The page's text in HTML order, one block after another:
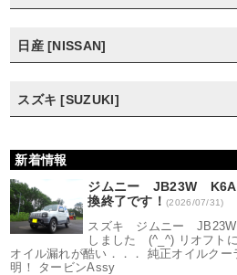
日産 [NISSAN]
スズキ [SUZUKI]
新着情報
ジムニー JB23W K6A
換終了です！(2026/07/31)
スズキ ジムニー
しました (^_^) リオフ
オイル漏れが酷い．．． 純正オイルク
明！ タービンAssy